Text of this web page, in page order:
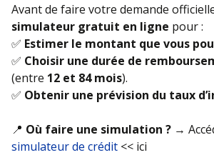
Avant de faire votre demande
simulateur gratuit en ligne pour :
✅ Estimer le montant que vous
✅ Choisir une durée de
(entre 12 et 84 mois).
✅ Obtenir une prévision du taux
📍 Où faire une simulation ? →
simulateur de crédit << ici